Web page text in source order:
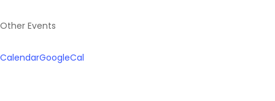
Other Events
CalendarGoogleCal